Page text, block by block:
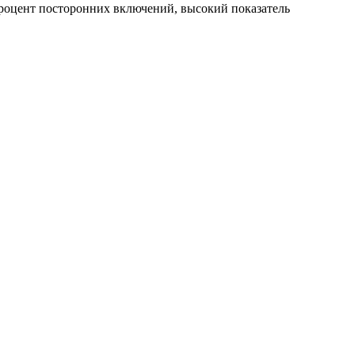
посторонних включений, высокий показатель